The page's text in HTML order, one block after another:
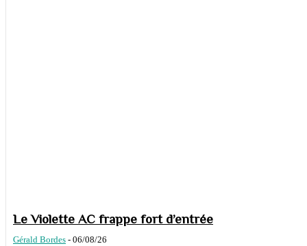
Le Violette AC frappe fort d’entrée
Gérald Bordes - 06/08/26